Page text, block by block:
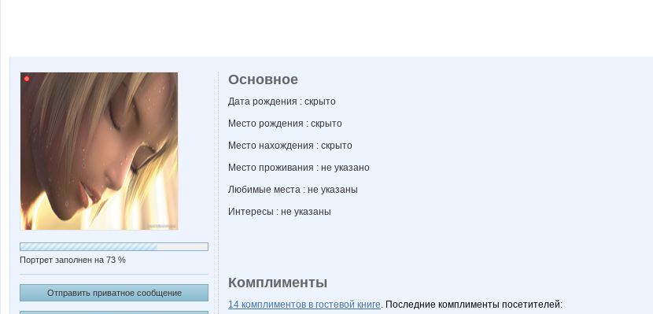
Портрет заполнен на 73 %
Отправить приватное сообщение
Основное
Дата рождения : скрыто
Место рождения : скрыто
Место нахождения : скрыто
Место проживания : не указано
Любимые места : не указаны
Интересы : не указаны
Комплименты
14 комплиментов в гостевой книге. Последние комплименты посетителей: